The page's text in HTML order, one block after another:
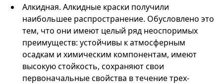
Алкидная. Алкидные краски получили
наибольшее распространение. Обусловлено это
тем, что они имеют целый ряд неоспоримых
преимуществ: устойчивы к атмосферным
осадкам и химическим компонентам, имеют
высокую стойкость, сохраняют свои
первоначальные свойства в течение трех-